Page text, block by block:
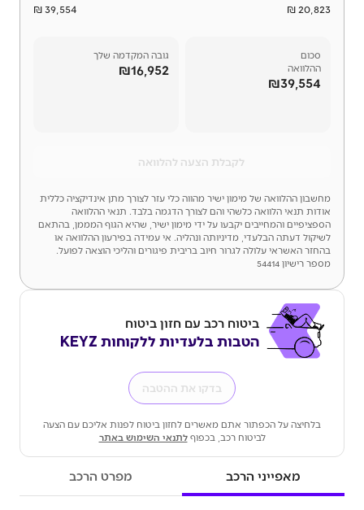
20,823 ₪
39,554 ₪
ההלוואה
₪39,554
גובה המקדמה שלך
₪16,952
לקבלת הצעה להלוואה
מחשבון ההלוואה של מימון ישיר מהווה כלי עזר לצורך מתן אינדיקציה כללית
אודות תנאי הלוואה כלשהי והם לצורך הדגמה בלבד. תנאי ההלוואה
הספציפיים והמחייבים יקבעו על ידי מימון ישיר, שהיא הגוף המממן, בהתאם
לשיקול דעתה הבלעדי, מדיניותה ונהליה. אי עמידה בפירעון ההלוואה או
בהחזר האשראי עלולה לגרור חיוב בריבית פיגורים והליכי הוצאה לפועל.
מספר רישיון 54414
ביטוח רכב עם חזון ביטוח
הטבות בלעדיות ללקוחות KEYZ
בדקו את ההטבה
בלחיצה על הכפתור אתם מאשרים לחזון ביטוח לפנות אליכם עם הצעה
לביטוח רכב, בכפוףלתנאי השימוש באתר
מאפייני הרכב מפרט הרכב